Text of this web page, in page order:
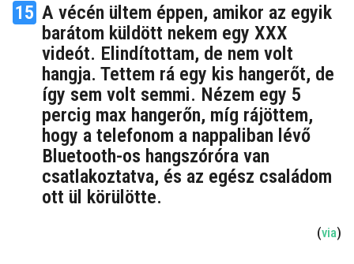
15 A vécén ültem éppen, amikor az egyik
barátom küldött nekem egy XXX
videót. Elindítottam, de nem volt
hangja. Tettem rá egy kis hangerőt, de
így sem volt semmi. Nézem egy 5
percig max hangerőn, míg rájöttem,
hogy a telefonom a nappaliban lévő
Bluetooth-os hangszóróra van
csatlakoztatva, és az egész családom
ott ül körülötte.
(via)